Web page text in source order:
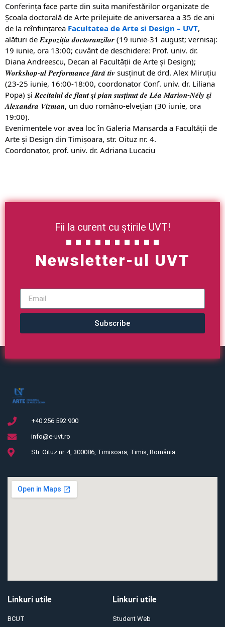
Conferința face parte din suita manifestărilor organizate de
Școala doctorală de Arte prilejuite de aniversarea a 35 de ani
de la reînființarea Facultatea de Arte si Design – UVT,
alături de 𝑬𝒙𝒑𝒐𝒛𝒊𝒕̦𝒊𝒂 𝒅𝒐𝒄𝒕𝒐𝒓𝒂𝒏𝒛𝒊𝒍𝒐𝒓 (19 iunie-31 august; vernisaj:
19 iunie, ora 13:00; cuvânt de deschidere: Prof. univ. dr.
Diana Andreescu, Decan al Facultății de Arte și Design);
𝑾𝒐𝒓𝒌𝒔𝒉𝒐𝒑-𝒖𝒍 𝑷𝒆𝒓𝒇𝒐𝒓𝒎𝒂𝒏𝒄𝒆 𝒇𝒂̆𝒓𝒂̆ 𝒕𝒊𝒗 susținut de drd. Alex Miruțiu
(23-25 iunie, 16:00-18:00, coordonator Conf. univ. dr. Liliana
Popa) și 𝑹𝒆𝒄𝒊𝒕𝒂𝒍𝒖𝒍 𝒅𝒆 𝒇𝒍𝒂𝒖𝒕 𝒔̦𝒊 𝒑𝒊𝒂𝒏 𝒔𝒖𝒔𝒕̦𝒊𝒏𝒖𝒕 𝒅𝒆 𝑳𝒆́𝒂 𝑴𝒂𝒓𝒊𝒐𝒏-𝑵𝒆́𝒍𝒚 𝒔̦𝒊
𝑨𝒍𝒆𝒙𝒂𝒏𝒅𝒓𝒂 𝑽𝒊𝒛𝒎𝒂𝒏, un duo româno-elvețian (30 iunie, ora
19:00).
Evenimentele vor avea loc în Galeria Mansarda a Facultății de
Arte și Design din Timișoara, str. Oituz nr. 4.
Coordonator, prof. univ. dr. Adriana Lucaciu
Fii la curent cu știrile UVT!
Newsletter-ul UVT
Subscribe
+40 256 592 900
info@e-uvt.ro
Str. Oituz nr. 4, 300086, Timisoara, Timis, România
Linkuri utile
BCUT
Linkuri utile
Student Web